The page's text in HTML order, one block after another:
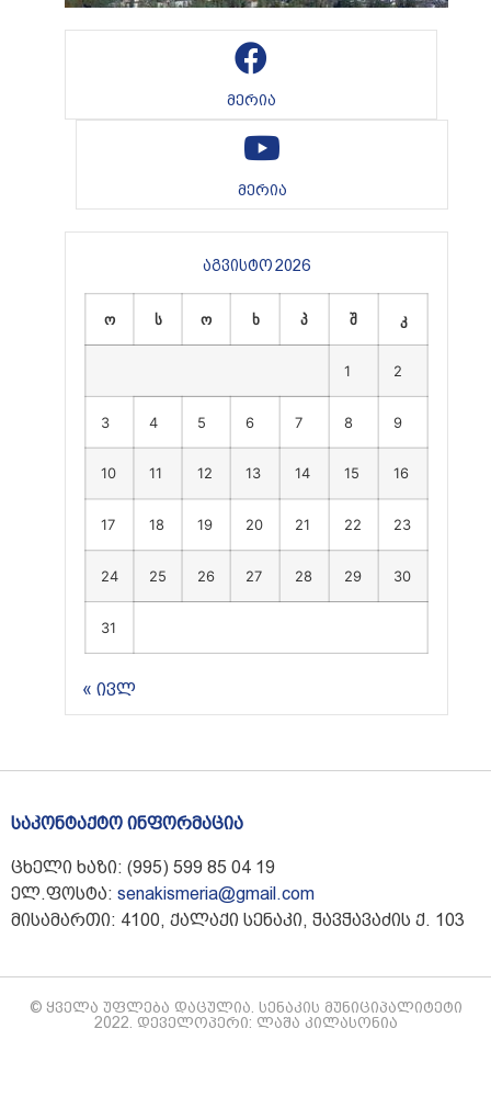
მერია
მერია
აგვისტო 2026
ო ს ო ხ პ შ კ
1 2
3 4 5 6 7 8 9
10 11 12 13 14 15 16
17 18 19 20 21 22 23
24 25 26 27 28 29 30
31
« ივლ
საკონტაქტო ინფორმაცია
ცხელი ხაზი: (995) 599 85 04 19
ელ.ფოსტა: senakismeria@gmail.com
მისამართი: 4100, ქალაქი სენაკი, ჭავჭავაძის ქ. 103
© ყველა უფლება დაცულია. სენაკის მუნიციპალიტეტი
2022. დეველოპერი: ლაშა კილასონია